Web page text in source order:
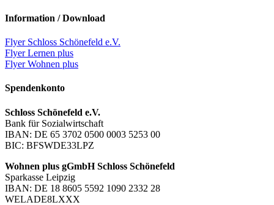
Information / Download
Flyer Schloss Schönefeld e.V.
Flyer Lernen plus
Flyer Wohnen plus
Spendenkonto
Schloss Schönefeld e.V.
Bank für Sozialwirtschaft
IBAN: DE 65 3702 0500 0003 5253 00
BIC: BFSWDE33LPZ
Wohnen plus gGmbH Schloss Schönefeld
Sparkasse Leipzig
IBAN: DE 18 8605 5592 1090 2332 28
WELADE8LXXX